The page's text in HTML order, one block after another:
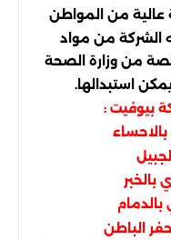
من المواطن
الشركة من مواد
من وزارة الصحة
استبدالها.
بيوفيت :
الباطن